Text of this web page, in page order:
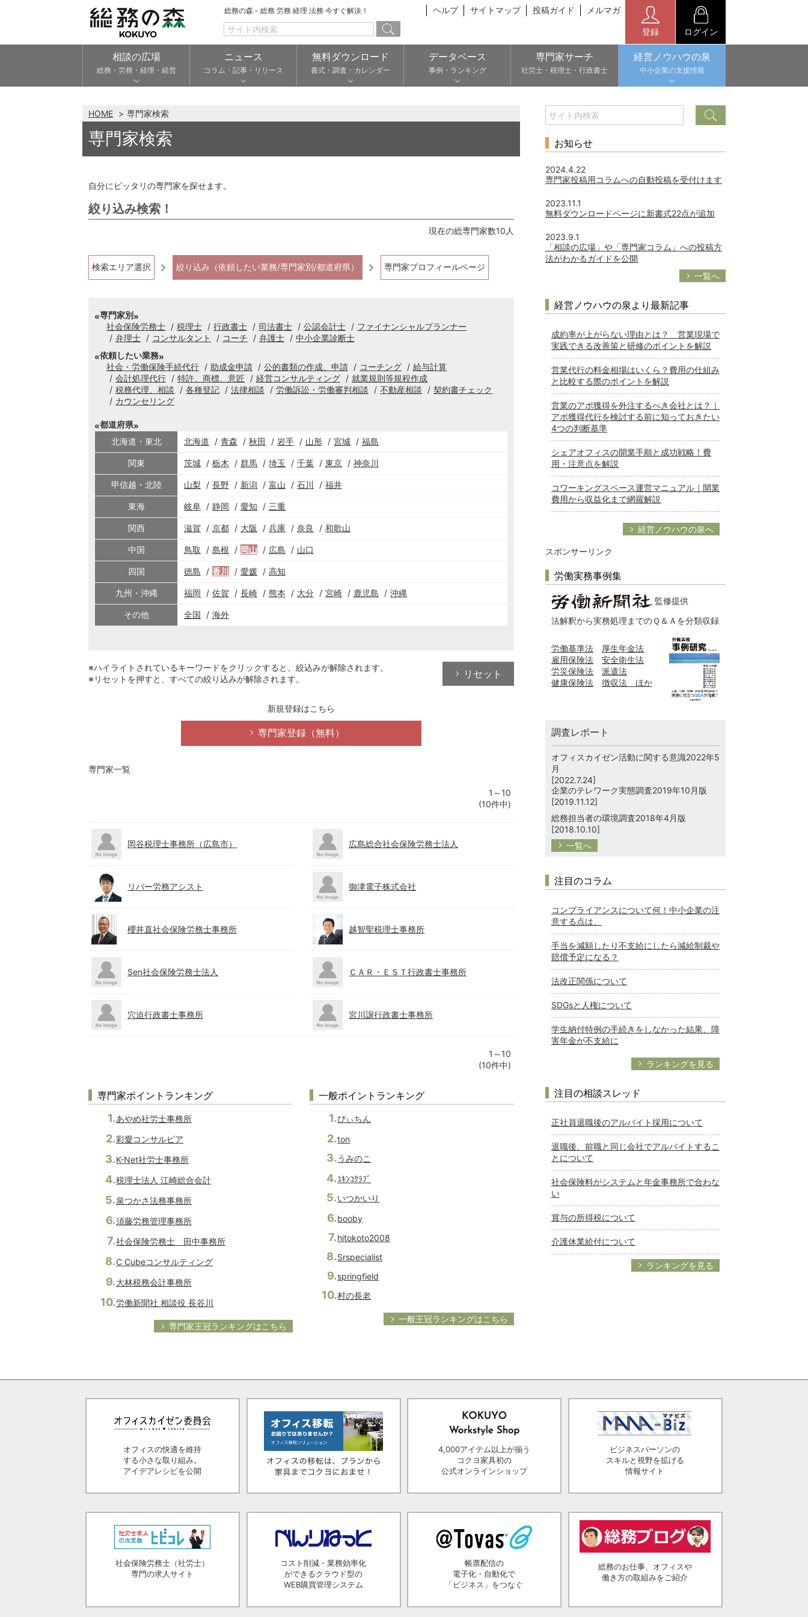
総務の森 - 総務 労務 経理 法務 今すぐ解決！ ヘルプ サイトマップ 投稿ガイド メルマガ
登録 ログイン
相談の広場
総務・労務・経理・経営
ニュース
コラム・記事・リリース
無料ダウンロード
書式・調査・カレンダー
データベース
事例・ランキング
専門家サーチ
社労士・税理士・行政書士
経営ノウハウの泉
中小企業の支援情報
HOME 専門家検索
専門家検索
自分にピッタリの専門家を探せます。
絞り込み検索！
現在の総専門家数10人
検索エリア選択 絞り込み（依頼したい業務/専門家別/都道府県） 専門家プロフィールページ
専門家別
社会保険労務士
税理士 行政書士 司法書士 公認会計士
ファイナンシャルプランナー
弁理士
コンサルタント コーチ 弁護士
中小企業診断士
依頼したい業務
社会・労働保険手続代行
助成金申請 公的書類の作成、申請 コーチング
給与計算
会計処理代行
特許、商標、意匠 経営コンサルティング
就業規則等規程作成
税務代理、相談
各種登記 法律相談 労働訴訟・労働審判相談 不動産相談
契約書チェック
カウンセリング
都道府県
北海道・東北
北海道 青森 秋田 岩手 山形 宮城 福島
関東 茨城 栃木 群馬 埼玉 千葉 東京 神奈川
甲信越・北陸 山梨 長野 新潟 富山 石川 福井
東海 岐阜 静岡 愛知 三重
関西 滋賀 京都 大阪 兵庫 奈良 和歌山
中国 鳥取 島根 岡山 広島 山口
四国 徳島 香川 愛媛 高知
九州・沖縄 福岡 佐賀 長崎 熊本 大分 宮崎 鹿児島 沖縄
その他 全国 海外
※ハイライトされているキーワードをクリックすると、絞込みが解除されます。
※リセットを押すと、すべての絞り込みが解除されます。
リセット
新規登録はこちら
専門家登録（無料）
専門家一覧
1～10
(10件中)
岡谷税理士事務所（広島市） 広島総合社会保険労務士法人
リバー労務アシスト 御津電子株式会社
櫻井直社会保険労務士事務所 越智聖税理士事務所
Sen社会保険労務士法人 ＣＡＲ・ＥＳＴ行政書士事務所
穴迫行政書士事務所 宮川譲行政書士事務所
1～10
(10件中)
専門家ポイントランキング
あやめ社労士事務所
彩愛コンサルピア
K-Net社労士事務所
税理士法人 江崎総合会計
泉つかさ法務事務所
須藤労務管理事務所
社会保険労務士 田中事務所
C Cubeコンサルティング
大林税務会計事務所
労働新聞社 相談役 長谷川
専門家王冠ランキングはこちら
一般ポイントランキング
ぴぃちん
ton
うみのこ
ﾕｷﾝｺｸﾗﾌﾞ
いつかいり
booby
hitokoto2008
Srspecialist
springfield
村の長老
一般王冠ランキングはこちら
お知らせ
2024.4.22
専門家投稿用コラムへの自動投稿を受付けます
2023.11.1
無料ダウンロードページに新書式22点が追加
2023.9.1
「相談の広場」や「専門家コラム」への投稿方
法がわかるガイドを公開
一覧へ
経営ノウハウの泉より最新記事
成約率が上がらない理由とは？ 営業現場で
実践できる改善策と研修のポイントを解説
営業代行の料金相場はいくら？費用の仕組み
と比較する際のポイントを解説
営業のアポ獲得を外注するべき会社とは？｜
アポ獲得代行を検討する前に知っておきたい
4つの判断基準
シェアオフィスの開業手順と成功戦略！費
用・注意点を解説
コワーキングスペース運営マニュアル｜開業
費用から収益化まで網羅解説
経営ノウハウの泉へ
スポンサーリンク
労働実務事例集
監修提供
法解釈から実務処理までのＱ＆Ａを分類収録
労働基準法
厚生年金法
雇用保険法
安全衛生法
労災保険法
派遣法
健康保険法
徴収法 ほか
調査レポート
オフィスカイゼン活動に関する意識2022年5
月
[2022.7.24]
企業のテレワーク実態調査2019年10月版
[2019.11.12]
総務担当者の環境調査2018年4月版
[2018.10.10]
一覧へ
注目のコラム
コンプライアンスについて何！中小企業の注
意する点は、
手当を減額したり不支給にしたら減給制裁や
賠償予定になる？
法改正関係について
SDGsと人権について
学生納付特例の手続きをしなかった結果、障
害年金が不支給に
ランキングを見る
注目の相談スレッド
正社員退職後のアルバイト採用について
退職後、前職と同じ会社でアルバイトするこ
とについて
社会保険料がシステムと年金事務所で合わな
い
賞与の所得税について
介護休業給付について
ランキングを見る
オフィスの快適を維持
する小さな取り組み。
アイデアレシピを公開
4,000アイテム以上が揃う
コクヨ家具初の
公式オンラインショップ
ビジネスパーソンの
スキルと視野を拡げる
情報サイト
社会保険労務士（社労士）
専門の求人サイト
コスト削減・業務効率化
ができるクラウド型の
WEB購買管理システム
帳票配信の
電子化・自動化で
「ビジネス」をつなぐ
総務のお仕事、オフィスや
働き方の取組みをご紹介